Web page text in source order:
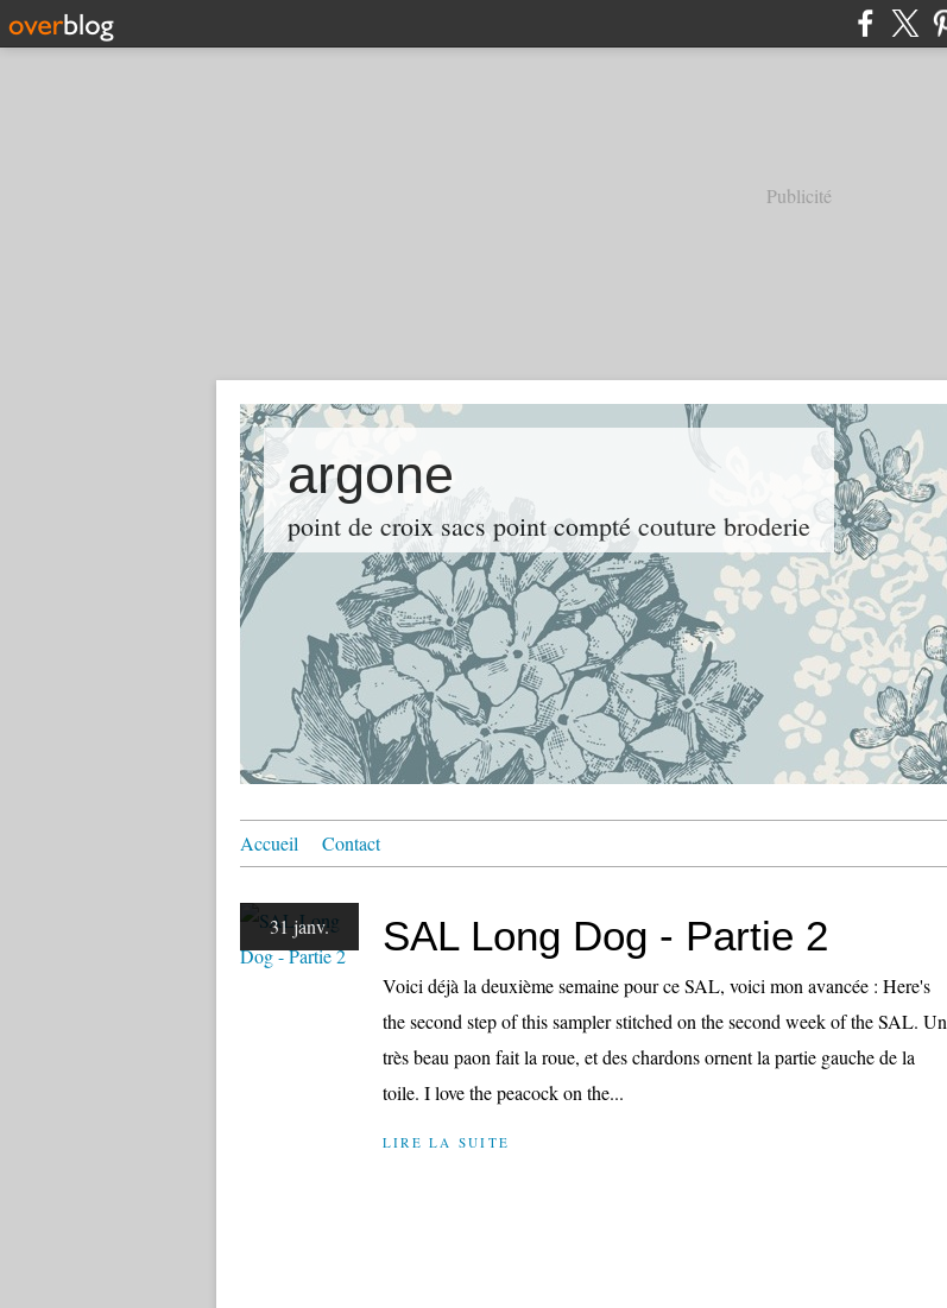
Publicité
argone
point de croix sacs point compté couture broderie
Accueil Contact
31 janv. SAL Long Dog - Partie 2
Voici déjà la deuxième semaine pour ce SAL, voici mon avancée : Here's
the second step of this sampler stitched on the second week of the SAL. Un
très beau paon fait la roue, et des chardons ornent la partie gauche de la
toile. I love the peacock on the...
LIRE LA SUITE